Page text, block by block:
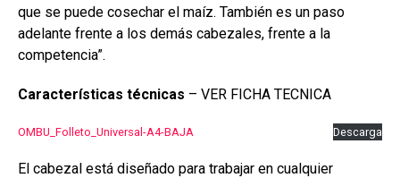
que se puede cosechar el maíz. También es un paso
adelante frente a los demás cabezales, frente a la
competencia”.
Características técnicas – VER FICHA TECNICA
OMBU_Folleto_Universal-A4-BAJA Descarga
El cabezal está diseñado para trabajar en cualquier